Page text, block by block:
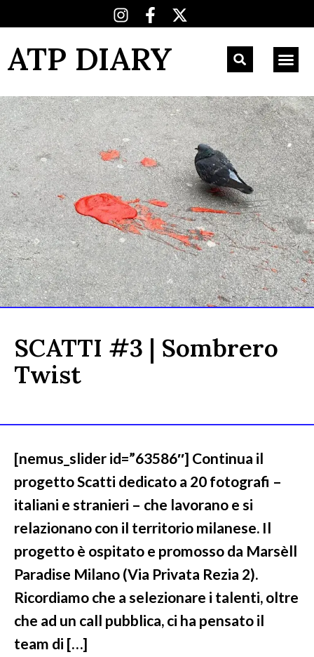
ATP DIARY
SCATTI #3 | Sombrero
Twist
[nemus_slider id=”63586″] Continua il
progetto Scatti dedicato a 20 fotografi –
italiani e stranieri – che lavorano e si
relazionano con il territorio milanese. Il
progetto è ospitato e promosso da Marsèll
Paradise Milano (Via Privata Rezia 2).
Ricordiamo che a selezionare i talenti, oltre
che ad un call pubblica, ci ha pensato il
team di […]